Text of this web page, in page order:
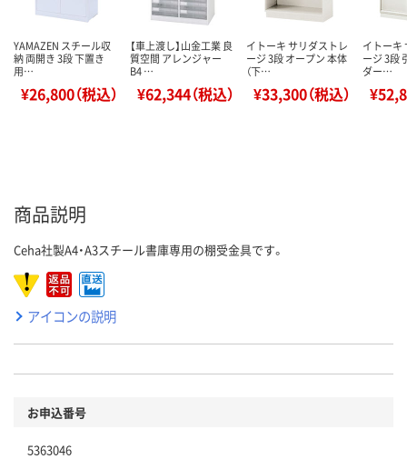
YAMAZEN スチール収
納 両開き 3段 下置き
用…
¥26,800（税込）
【車上渡し】山金工業 良
質空間 アレンジャー
B4 …
¥62,344（税込）
イトーキ サリダストレ
ージ 3段 オープン 本体
（下…
¥33,300（税込）
イトーキ
ージ 3段
ダー…
商品説明
Ceha社製A4・A3スチール書庫専用の棚受金具です。
アイコンの説明
お申込番号
5363046